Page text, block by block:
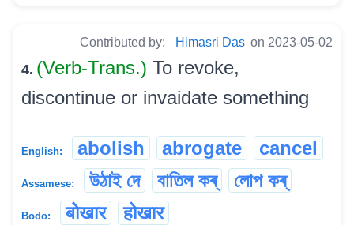
Contributed by: Himasri Das on 2023-05-02
4. (Verb-Trans.) To revoke,
discontinue or invaidate something
English: abolish abrogate cancel
Assamese: উঠাই দে বাতিল কৰ্ লোপ কৰ্
Bodo: बोखार होखार